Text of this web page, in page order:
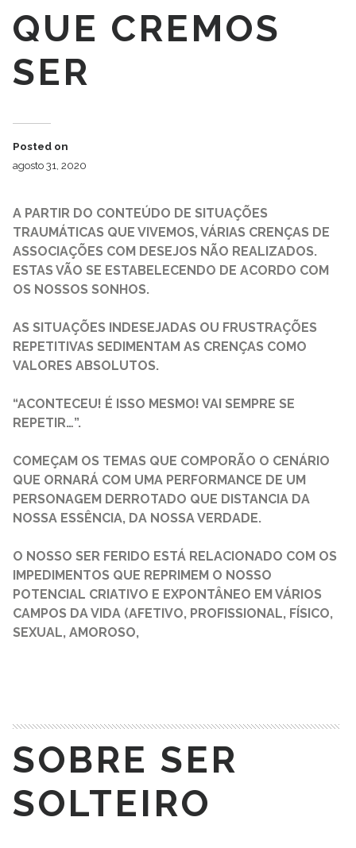
QUE CREMOS
SER
Posted on
agosto 31, 2020
A PARTIR DO CONTEÚDO DE SITUAÇÕES
TRAUMÁTICAS QUE VIVEMOS, VÁRIAS CRENÇAS DE
ASSOCIAÇÕES COM DESEJOS NÃO REALIZADOS.
ESTAS VÃO SE ESTABELECENDO DE ACORDO COM
OS NOSSOS SONHOS.
AS SITUAÇÕES INDESEJADAS OU FRUSTRAÇÕES
REPETITIVAS SEDIMENTAM AS CRENÇAS COMO
VALORES ABSOLUTOS.
“ACONTECEU! É ISSO MESMO! VAI SEMPRE SE
REPETIR…”.
COMEÇAM OS TEMAS QUE COMPORÃO O CENÁRIO
QUE ORNARÁ COM UMA PERFORMANCE DE UM
PERSONAGEM DERROTADO QUE DISTANCIA DA
NOSSA ESSÊNCIA, DA NOSSA VERDADE.
O NOSSO SER FERIDO ESTÁ RELACIONADO COM OS
IMPEDIMENTOS QUE REPRIMEM O NOSSO
POTENCIAL CRIATIVO E EXPONTÂNEO EM VÁRIOS
CAMPOS DA VIDA (AFETIVO, PROFISSIONAL, FÍSICO,
SEXUAL, AMOROSO,
SOBRE SER
SOLTEIRO